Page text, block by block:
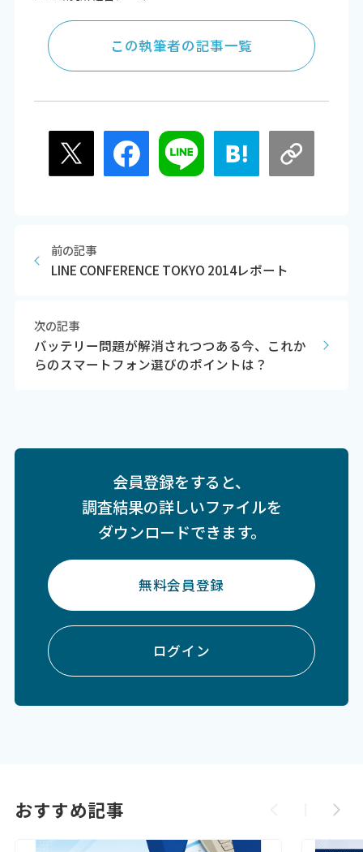
この執筆者の記事一覧
前の記事
LINE CONFERENCE TOKYO 2014レポート
次の記事
バッテリー問題が解消されつつある今、これか
らのスマートフォン選びのポイントは？
会員登録をすると、
調査結果の詳しいファイルを
ダウンロードできます。
無料会員登録
ログイン
おすすめ記事